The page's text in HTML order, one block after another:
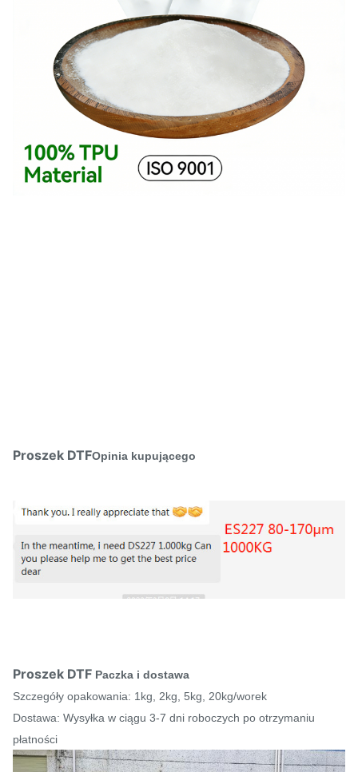
Proszek DTFOpinia kupującego
Proszek DTF Paczka i dostawa
Szczegóły opakowania: 1kg, 2kg, 5kg, 20kg/worek
Dostawa: Wysyłka w ciągu 3-7 dni roboczych po otrzymaniu
płatności